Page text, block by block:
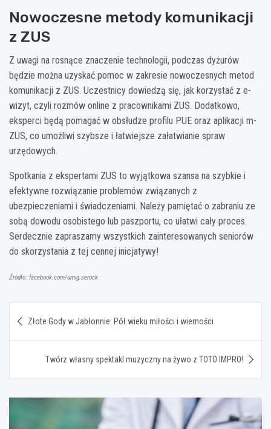
Nowoczesne metody komunikacji
z ZUS
Z uwagi na rosnące znaczenie technologii, podczas dyżurów
będzie można uzyskać pomoc w zakresie nowoczesnych metod
komunikacji z ZUS. Uczestnicy dowiedzą się, jak korzystać z e-
wizyt, czyli rozmów online z pracownikami ZUS. Dodatkowo,
eksperci będą pomagać w obsłudze profilu PUE oraz aplikacji m-
ZUS, co umożliwi szybsze i łatwiejsze załatwianie spraw
urzędowych.
Spotkania z ekspertami ZUS to wyjątkowa szansa na szybkie i
efektywne rozwiązanie problemów związanych z
ubezpieczeniami i świadczeniami. Należy pamiętać o zabraniu ze
sobą dowodu osobistego lub paszportu, co ułatwi cały proces.
Serdecznie zapraszamy wszystkich zainteresowanych seniorów
do skorzystania z tej cennej inicjatywy!
Źródło: facebook.com/umig.serock
wpisu
Złote Gody w Jabłonnie: Pół wieku miłości i wierności
Twórz własny spektakl muzyczny na żywo z TOTO IMPRO!